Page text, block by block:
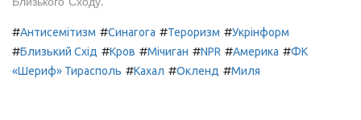
#Антисемітизм #Синагога #Тероризм #Укрінформ
#Близький Схід #Кров #Мічиган #NPR #Америка #ФК
«Шериф» Тирасполь #Кахал #Окленд #Миля